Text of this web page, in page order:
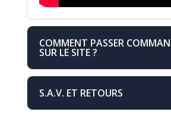
COMMENT PASSER
SUR LE SITE ?
S.A.V. ET RETOURS